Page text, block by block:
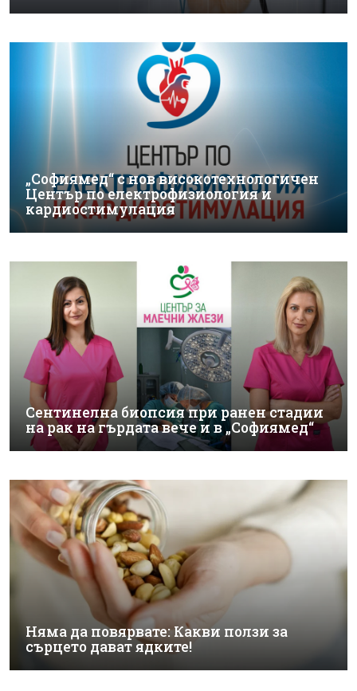
„Софиямед“ с нов високотехнологичен
Център по електрофизиология и
кардиостимулация
Сентинелна биопсия при ранен стадии
на рак на гърдата вече и в „Софиямед“
Няма да повярвате: Какви ползи за
сърцето дават ядките!